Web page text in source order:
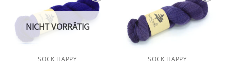
Add to
wishlist
NICHT VORRÄTIG
SOCK HAPPY
Add to
wishlist
SOCK HAPPY